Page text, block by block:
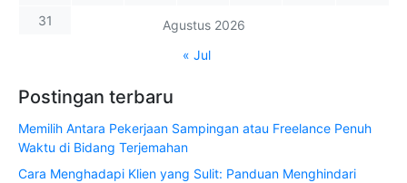
Agustus 2026
31
« Jul
Postingan terbaru
Memilih Antara Pekerjaan Sampingan atau Freelance Penuh
Waktu di Bidang Terjemahan
Cara Menghadapi Klien yang Sulit: Panduan Menghindari